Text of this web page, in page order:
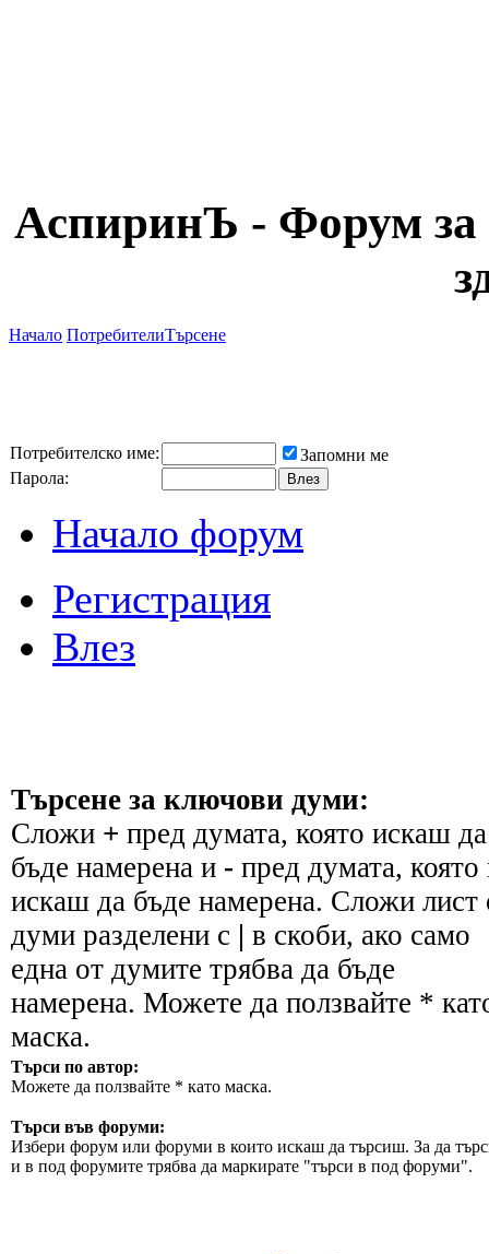
АспиринЪ - Форум за
Начало ПотребителиТърсене
Потребителско име:
Запомни ме
Парола:
Начало форум
Регистрация
Влез
Търсене за ключови думи:
Сложи + пред думата, която искаш да
бъде намерена и - пред думата, която
искаш да бъде намерена. Сложи лист
думи разделени с | в скоби, ако само
една от думите трябва да бъде
намерена. Можете да ползвайте *
маска.
Търси по автор:
Можете да ползвайте * като маска.
Търси във форуми:
Избери форум или форуми в които искаш да търсиш. За да
и в под форумите трябва да маркирате "търси в под форуми".